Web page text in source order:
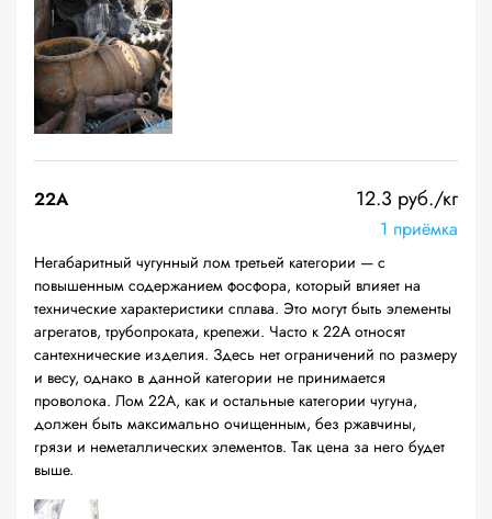
22A 12.3 руб./кг
1 приёмка
Негабаритный чугунный лом третьей категории — с
повышенным содержанием фосфора, который влияет на
технические характеристики сплава. Это могут быть элементы
агрегатов, трубопроката, крепежи. Часто к 22А относят
сантехнические изделия. Здесь нет ограничений по размеру
и весу, однако в данной категории не принимается
проволока. Лом 22А, как и остальные категории чугуна,
должен быть максимально очищенным, без ржавчины,
грязи и неметаллических элементов. Так цена за него будет
выше.